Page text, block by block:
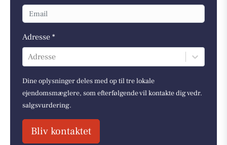
Adresse *
Adresse
Dine oplysninger deles med op til tre lokale
ejendomsmæglere, som efterfølgende vil kontakte dig vedr.
salgsvurdering.
Bliv kontaktet